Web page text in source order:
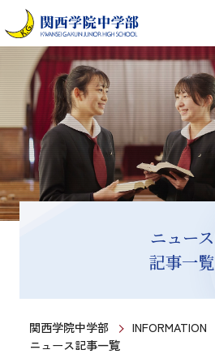
ニュース
記事一覧
関西学院中学部
INFORMATION
ニュース記事一覧